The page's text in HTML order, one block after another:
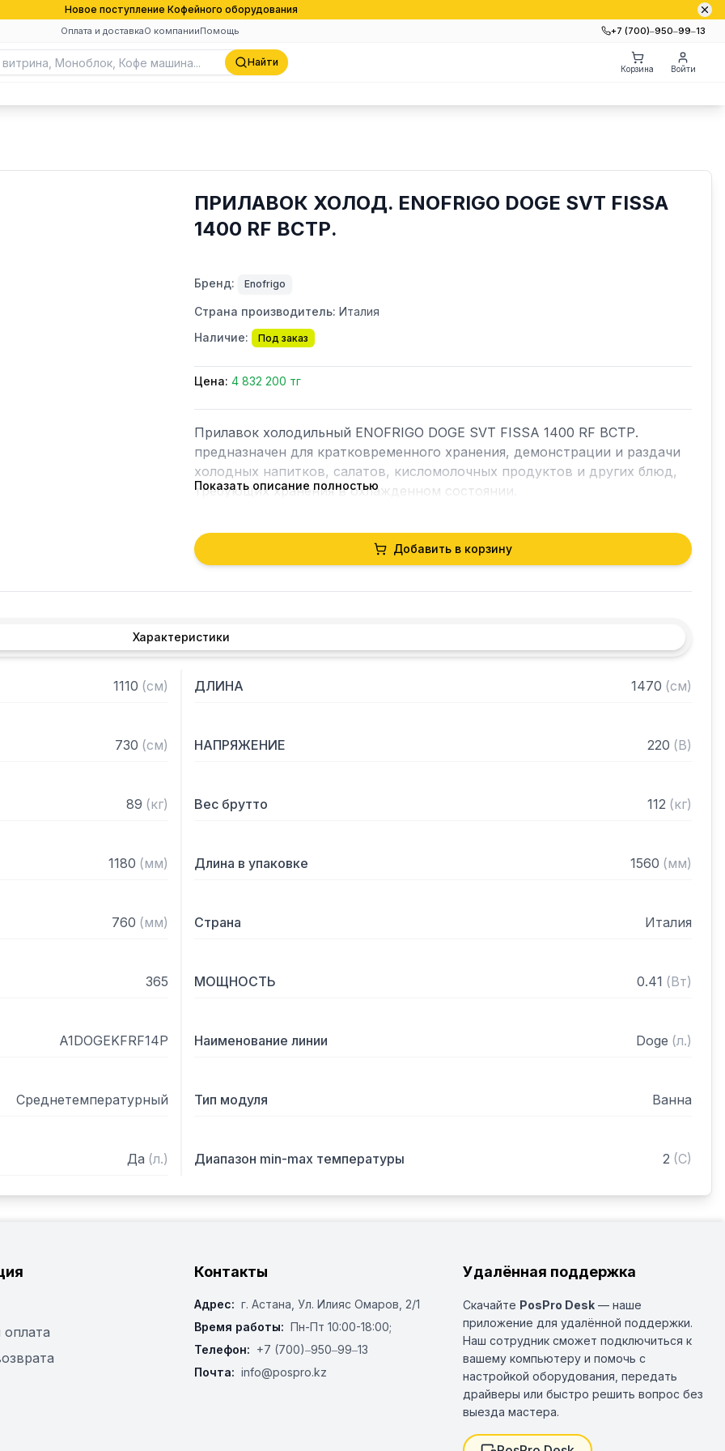
Новое поступление Кофейного оборудования
Оплата и доставкаО компанииПомощь +7 (700)‒950‒99‒13
Найти
Корзина Войти
ПРИЛАВОК ХОЛОД. ENOFRIGO DOGE SVT FISSA
1400 RF ВСТР.
Бренд: Enofrigo
Страна производитель: Италия
Наличие:
Под заказ
Цена: 4 832 200 тг
Прилавок холодильный ENOFRIGO DOGE SVT FISSA 1400 RF ВСТР.
предназначен для кратковременного хранения, демонстрации и раздачи
холодных напитков, салатов, кисломолочных продуктов и других блюд,
требующих хранения в охлажденном состоянии.
Технические характеристики:
— Температурный режим, С: +2...+7
— Вместимость гастроемкостей: 4 шт GN1/1
— Статическое охлаждение ванны при помощи внешнего испарителя (NO
— Электронный контроль температуры.
— Со встроенным агрегатом
Показать описание полностью
Добавить в корзину
Характеристики
1110 (см) ДЛИНА 1470 (см)
730 (см) НАПРЯЖЕНИЕ 220 (В)
89 (кг) Вес брутто 112 (кг)
1180 (мм) Длина в упаковке 1560 (мм)
760 (мм) Страна Италия
365 МОЩНОСТЬ 0.41 (Вт)
A1DOGEKFRF14P Наименование линии Doge (л.)
Среднетемпературный Тип модуля Ванна
Да (л.) Диапазон min-max температуры 2 (C)
Контакты
Адрес: г. Астана, ​Ул. Илияс Омаров, 2/1
Время работы: Пн-Пт 10:00-18:00;
Телефон: +7 (700)‒950‒99‒13
Почта: info@pospro.kz
Удалённая поддержка
Скачайте PosPro Desk — наше
приложение для удалённой поддержки.
Наш сотрудник сможет подключиться к
вашему компьютеру и помочь с
настройкой оборудования, передать
драйверы или быстро решить вопрос без
выезда мастера.